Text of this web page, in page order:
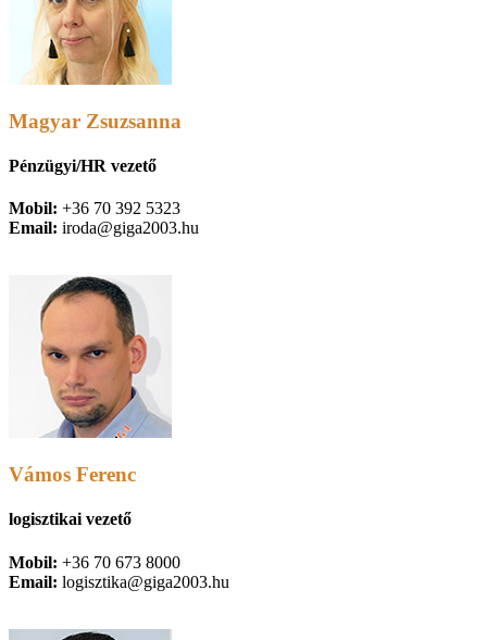
Magyar Zsuzsanna
Pénzügyi/HR vezető
Mobil: +36 70 392 5323
Email: iroda@giga2003.hu
Vámos Ferenc
logisztikai vezető
Mobil: +36 70 673 8000
Email: logisztika@giga2003.hu